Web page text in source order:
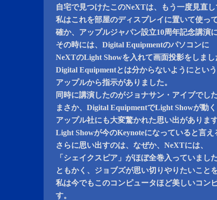
自宅で見つけたこのNeXTは、もう一度見直
私はこれを部屋のディスプレイに置いて使っ
確か、アップルジャパン設立10周年記念講演
その時には、Digital Equipmentのパソコンに
NeXTのLight Showを入れて画面投影をしまし
Digital Equipmentとは分からないようにとい
アップルから指示がありました。
同時に講演したのがジョナサン・アイブでし
まさか、Digital EquipmentでLight Showが動
アップル社にも大変驚かれた思い出がありま
Light Showが今のKeynoteになっていると言え
さらに思い出すのは、なぜか、NeXTには、
「シェイクスピア」がほぼ全巻入っていまし
ともかく、ジョブズが思い切りやりたいこと
私は今でもこのコンピュータほど美しいコン
す。